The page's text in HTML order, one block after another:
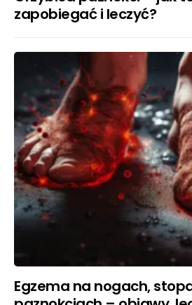
zapobiegać i leczyć?
Egzema na nogach,